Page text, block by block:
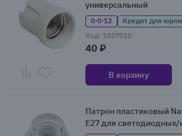
универсальный
0·0·12
Кредит для
Код: 1037010
40 ₽
В корзину
Патрон пластиковый
E27 для